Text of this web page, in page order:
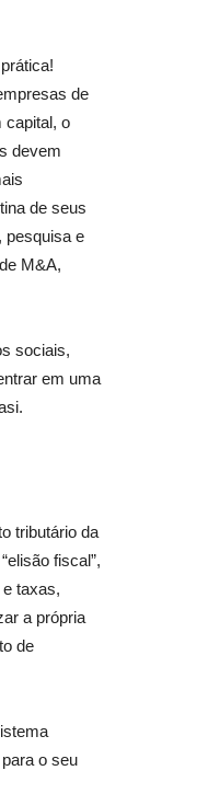
de
capital, o
devem
de seus
pesquisa e
M&A,
sociais,
em uma
tributário da
fiscal”,
taxas,
a própria
de
o seu